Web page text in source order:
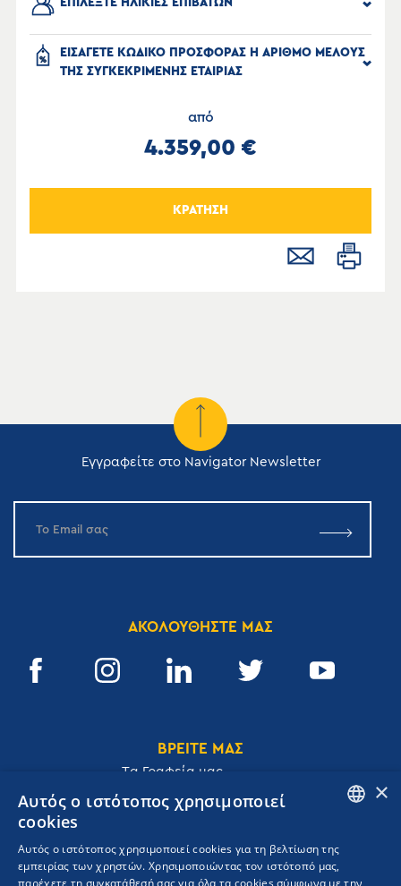
ΕΠΙΛΕΞΤΕ ΗΛΙΚΙΕΣ ΕΠΙΒΑΤΩΝ
ΕΙΣΑΓΕΤΕ ΚΩΔΙΚΟ ΠΡΟΣΦΟΡΑΣ Η ΑΡΙΘΜΟ ΜΕΛΟΥΣ
ΤΗΣ ΣΥΓΚΕΚΡΙΜΕΝΗΣ ΕΤΑΙΡΙΑΣ
από
4.359,00 €
ΚΡΑΤΗΣΗ
Εγγραφείτε στο Navigator Newsletter
ΑΚΟΛΟΥΘΗΣΤΕ ΜΑΣ
ΒΡΕΙΤΕ ΜΑΣ
Tα Γραφεία μας
Ακαδημίας 32, 106 72, Αθήνα, Ελλάδα
T. +30 210 3609801 GREEK
×
Αυτός ο ιστότοπος χρησιμοποιεί
cookies
Αυτός ο ιστότοπος χρησιμοποιεί cookies για τη βελτίωση της
εμπειρίας των χρηστών. Χρησιμοποιώντας τον ιστότοπό μας,
παρέχετε τη συγκατάθεσή σας για όλα τα cookies σύμφωνα με την